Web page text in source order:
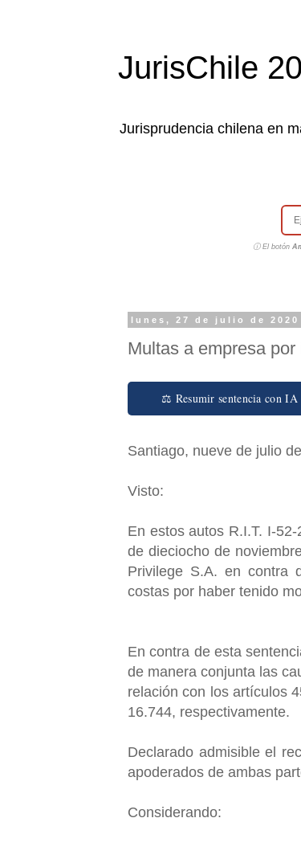
JurisChile
Jurisprudencia chilena en
ⓘ El botón
lunes, 27 de julio de 2020
Multas a empresa
⚖ Resumir sentencia con IA
Santiago, nueve de julio
Visto:
En estos autos R.I.T. I-
de dieciocho de
Privilege S.A. en contra
costas por haber tenido
En contra de esta
de manera conjunta las
relación con los artículos
16.744, respectivamente.
Declarado admisible el
apoderados de ambas
Considerando: